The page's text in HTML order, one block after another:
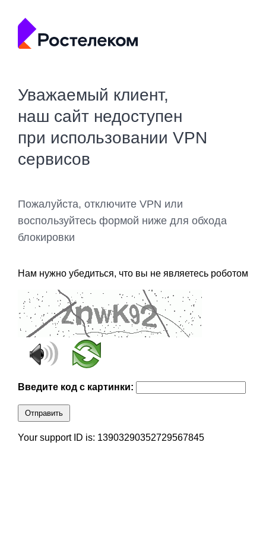
Уважаемый клиент,
наш сайт недоступен
при использовании VPN
сервисов
Пожалуйста, отключите VPN или
воспользуйтесь формой ниже для обхода
блокировки
Нам нужно убедиться, что вы не являетесь роботом
Введите код с картинки:
Отправить
Your support ID is: 13903290352729567845